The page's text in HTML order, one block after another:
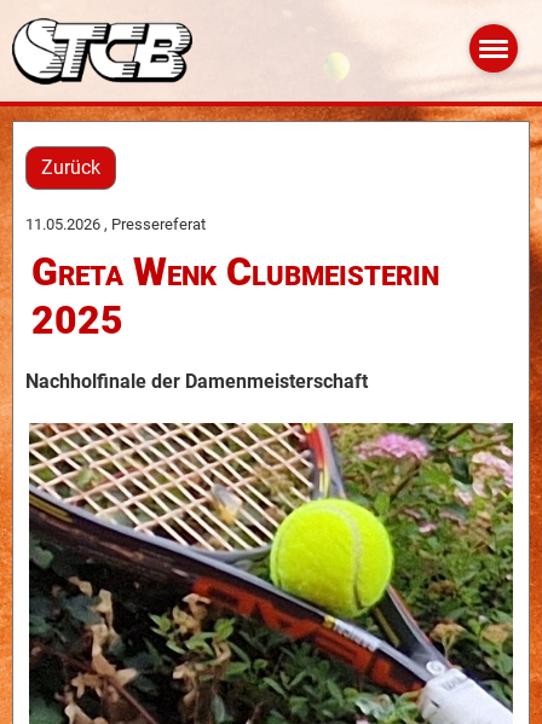
Zurück
11.05.2026 , Pressereferat
Greta Wenk Clubmeisterin
2025
Nachholfinale der Damenmeisterschaft